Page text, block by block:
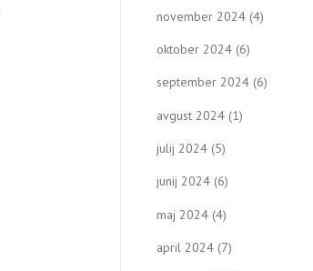
november 2024 (4)
oktober 2024 (6)
september 2024 (6)
avgust 2024 (1)
julij 2024 (5)
junij 2024 (6)
maj 2024 (4)
april 2024 (7)